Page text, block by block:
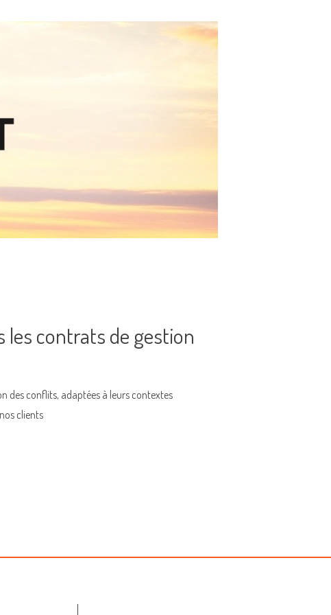
les contrats de gestion
des conflits, adaptées à leurs contextes
clients